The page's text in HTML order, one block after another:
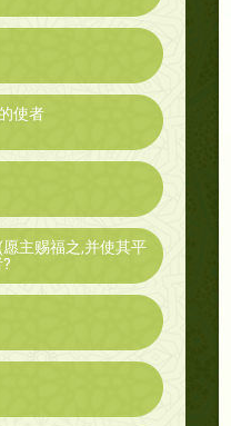
使者
主赐福之,并使其平